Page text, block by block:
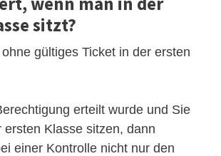
sitzt?
gültiges Ticket in der ersten
erteilt wurde und Sie
ersten Klasse sitzen, dann
einer Kontrolle nicht nur den